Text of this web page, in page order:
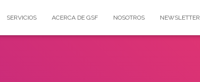
SERVICIOS ACERCA DE GSF NOSOTROS NEWSLETTER